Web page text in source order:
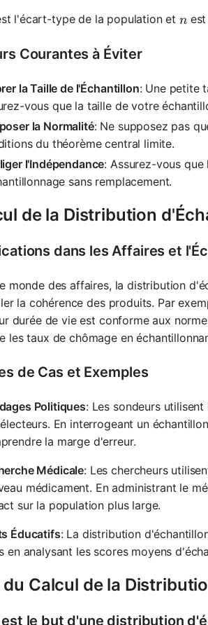
l'écart-type de la population et n
nest
Courantes à Éviter
la Taille de l'Échantillon: Une petite
vous que la taille de votre
la Normalité: Ne supposez pas
du théorème central limite.
l'Indépendance: Assurez-vous
sans remplacement.
de la Distribution
dans les Affaires et
monde des affaires, la distribution
la cohérence des produits. Par
durée de vie est conforme aux
les taux de chômage en
de Cas et Exemples
Politiques: Les sondeurs
En interrogeant un
la marge d'erreur.
Médicale: Les chercheurs
médicament. En administrant le
sur la population plus large.
Éducatifs: La distribution
en analysant les scores moyens
du Calcul de la
est le but d'une distribution